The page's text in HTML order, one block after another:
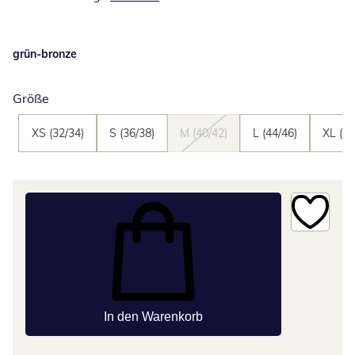
grün-bronze
Größe
XS (32/34) S (36/38) M (40/42) L (44/46) XL
In den Warenkorb